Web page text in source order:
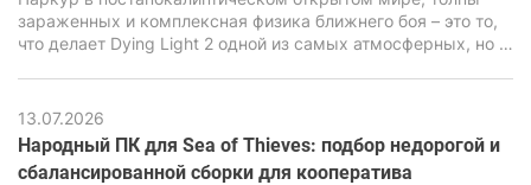
зараженных и комплексная физика ближнего боя – это то,
что делает Dying Light 2 одной из самых атмосферных, но в
который за красивую картинку, продвинутую симуляцию и
реалистичную физику требует повышенной
производительности от ПК.
13.07.2026
Народный ПК для Sea of Thieves: подбор недорогой и
сбалансированной сборки для кооператива